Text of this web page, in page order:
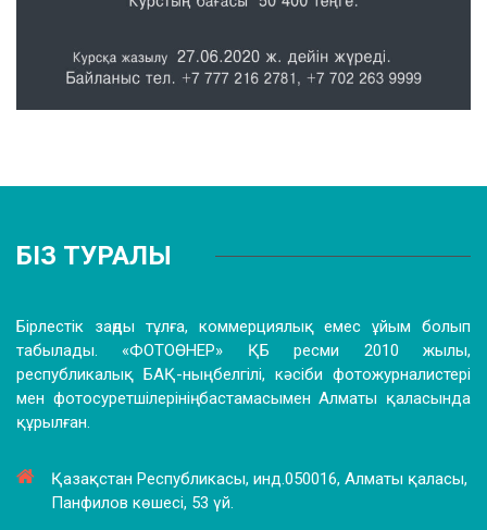
БІЗ ТУРАЛЫ
Бірлестік заңды тұлға, коммерциялық емес ұйым болып
табылады. «ФОТОӨНЕР» ҚБ ресми 2010 жылы,
республикалық БАҚ-ның белгілі, кәсіби фотожурналистері
мен фотосуретшілерінің бастамасымен Алматы қаласында
құрылған.
Қазақстан Республикасы, инд.050016, Алматы қаласы,
Панфилов көшесі, 53 үй.